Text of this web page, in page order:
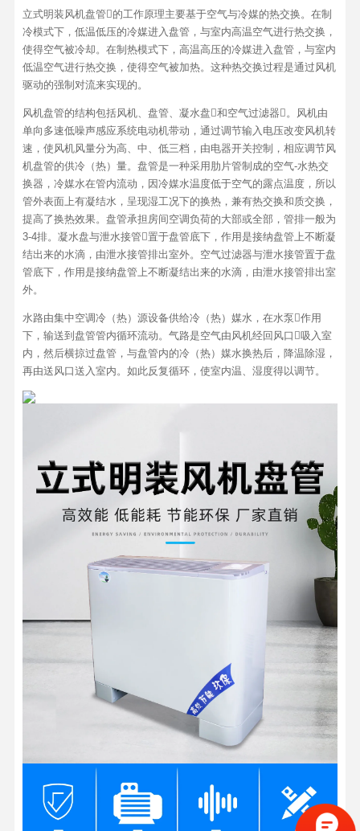
立式明装风机盘管的工作原理主要基于空气与冷媒的热交换。在制
冷模式下，低温低压的冷媒进入盘管，与室内高温空气进行热交换，
使得空气被冷却。在制热模式下，高温高压的冷媒进入盘管，与室内
低温空气进行热交换，使得空气被加热。这种热交换过程是通过风机
驱动的强制对流来实现的。
风机盘管的结构包括风机、盘管、凝水盘和空气过滤器。风机由
单向多速低噪声感应系统电动机带动，通过调节输入电压改变风机转
速，使风机风量分为高、中、低三档，由电器开关控制，相应调节风
机盘管的供冷（热）量。盘管是一种采用肋片管制成的空气-水热交
换器，冷媒水在管内流动，因冷媒水温度低于空气的露点温度，所以
管外表面上有凝结水，呈现湿工况下的换热，兼有热交换和质交换，
提高了换热效果。盘管承担房间空调负荷的大部或全部，管排一般为
3-4排。凝水盘与泄水接管置于盘管底下，作用是接纳盘管上不断凝
结出来的水滴，由泄水接管排出室外。空气过滤器与泄水接管置于盘
管底下，作用是接纳盘管上不断凝结出来的水滴，由泄水接管排出室
外。
水路由集中空调冷（热）源设备供给冷（热）媒水，在水泵作用
下，输送到盘管管内循环流动。气路是空气由风机经回风口吸入室
内，然后横掠过盘管，与盘管内的冷（热）媒水换热后，降温除湿，
再由送风口送入室内。如此反复循环，使室内温、湿度得以调节。